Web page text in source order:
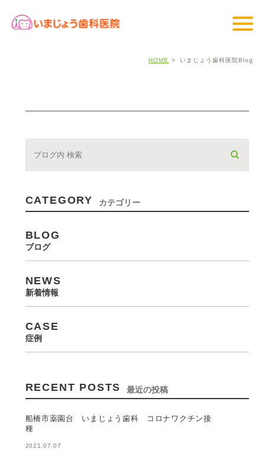
HOME いまじょう歯科医院Blog
CATEGORY カテゴリー
BLOG
ブログ
NEWS
新着情報
CASE
症例
RECENT POSTS 最近の投稿
船橋市薬園台 いまじょう歯科 コロナワクチン接
種
2021.07.07